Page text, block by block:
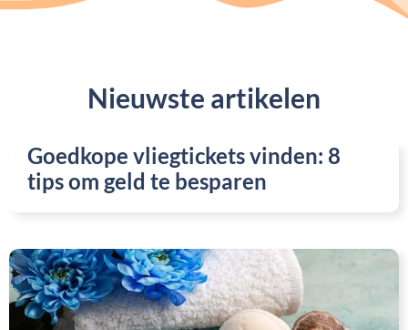
Nieuwste artikelen
Goedkope vliegtickets vinden: 8
tips om geld te besparen